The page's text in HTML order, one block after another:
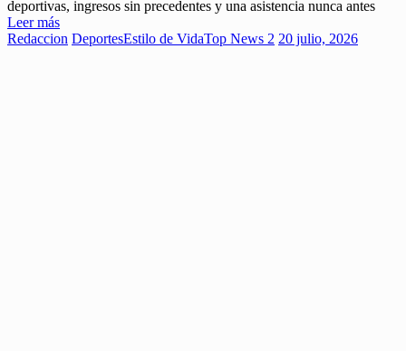
deportivas, ingresos sin precedentes y una asistencia nunca antes
Leer más
Redaccion DeportesEstilo de VidaTop News 2 20 julio, 2026